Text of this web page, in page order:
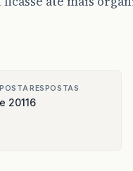
{
+ Integer
2011
RESPOSTAS
6